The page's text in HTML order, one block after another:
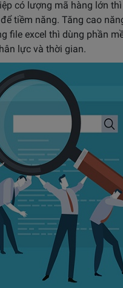
có lượng mã hàng lớn
tiềm năng. Tăng cao
file excel thì dùng phần
lực và thời gian.